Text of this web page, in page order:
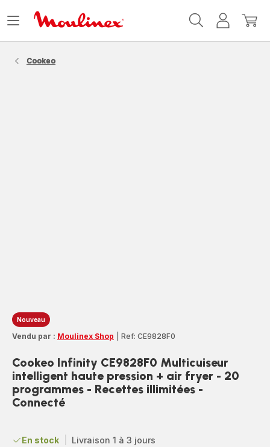
MonMon
Ouvrir
Cookeo
Nouveau
Vendu par : Moulinex Shop Ref: CE9828F0
Cookeo Infinity CE9828F0 Multicuiseur
intelligent haute pression + air fryer - 20
programmes - Recettes illimitées -
Connecté
En stock Livraison 1 à 3 jours